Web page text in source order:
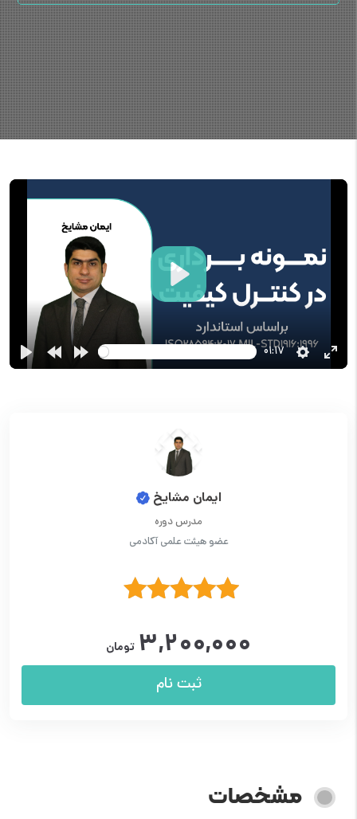
01:17
ایمان مشایخ
مدرس دوره
عضو هیئت علمی آکادمی
از 5
۳,۲۰۰,۰۰۰ تومان
ثبت نام
مشخصات